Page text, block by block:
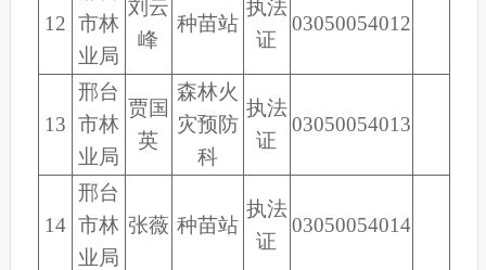
12 市林
业局
刘云
峰
种苗站
执法
证
03050054012
13
邢台
市林
业局
贾国
英
森林火
灾预防
科
执法
证
03050054013
14
邢台
市林
业局
张薇 种苗站
执法
证
03050054014